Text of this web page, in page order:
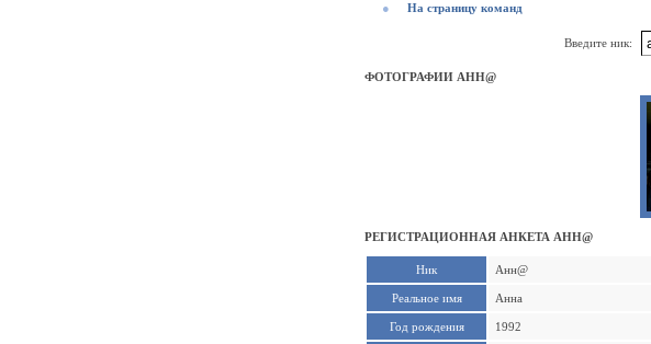
●
На страницу команд
Введите ник:
ФОТОГРАФИИ АНН@
РЕГИСТРАЦИОННАЯ АНКЕТА АНН@
Ник Анн@
Реальное имя Анна
Год рождения 1992